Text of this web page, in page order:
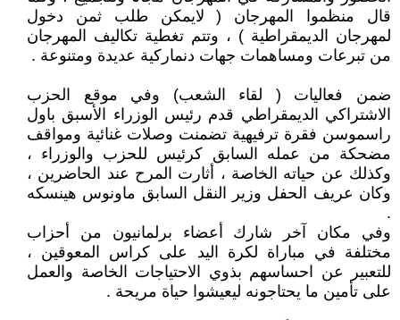
قال منظموا المهرجان ( لايمكن طلب ثمن دخول
لمهرجان الديمقراطية ) ، وتتم تغطية تكاليف المهرجان
من تبرعات ومساهمات جهات دنماركية عديدة ومتنوعة .
ضمن فعاليات ( لقاء الشعب) وفي موقع الحزب
الاشتراكي الديمقراطي قدم رئيس الوزراء الأسبق باول
راسموسن فقرة ترفيهية تضمنت وصلات غنائية ومواقف
مضحكة من عمله السابق كرئيس للحزب والوزراء ،
وكذلك عن حياته الخاصة ، أثارت المرح عند الحاضرين ،
وكان عريف الحفل وزير النقل السابق ماونوس هينسكه
.
وفي مكان آخر شارك أعضاء برلمانيون من أحزاب
مختلفة في مباراة لكرة اليد على كراس المعوقين ،
للتعبير عن احساسهم بذوي الاحتياجات الخاصة والعمل
على تأمين ما يحتاجونه ليعيشوا حياة مريحة .